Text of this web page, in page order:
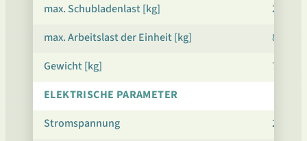
max. Schubladenlast [kg]
20
max. Arbeitslast der Einheit [kg]
80
Gewicht [kg]
75
ELEKTRISCHE PARAMETER
Stromspannung
230 V